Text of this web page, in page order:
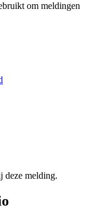
om meldingen
deze melding.